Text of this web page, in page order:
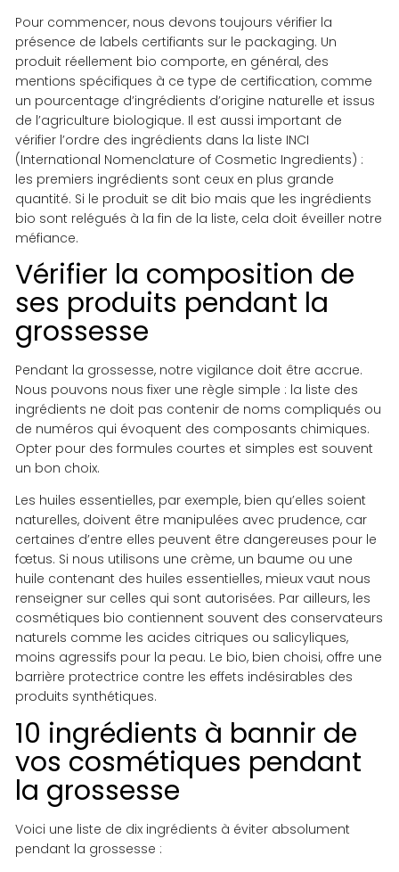
Pour commencer, nous devons toujours vérifier la
présence de labels certifiants sur le packaging. Un
produit réellement bio comporte, en général, des
mentions spécifiques à ce type de certification, comme
un pourcentage d’ingrédients d’origine naturelle et issus
de l’agriculture biologique. Il est aussi important de
vérifier l’ordre des ingrédients dans la liste INCI
(International Nomenclature of Cosmetic Ingredients) :
les premiers ingrédients sont ceux en plus grande
quantité. Si le produit se dit bio mais que les ingrédients
bio sont relégués à la fin de la liste, cela doit éveiller notre
méfiance.
Vérifier la composition de
ses produits pendant la
grossesse
Pendant la grossesse, notre vigilance doit être accrue.
Nous pouvons nous fixer une règle simple : la liste des
ingrédients ne doit pas contenir de noms compliqués ou
de numéros qui évoquent des composants chimiques.
Opter pour des formules courtes et simples est souvent
un bon choix.
Les huiles essentielles, par exemple, bien qu’elles soient
naturelles, doivent être manipulées avec prudence, car
certaines d’entre elles peuvent être dangereuses pour le
fœtus. Si nous utilisons une crème, un baume ou une
huile contenant des huiles essentielles, mieux vaut nous
renseigner sur celles qui sont autorisées. Par ailleurs, les
cosmétiques bio contiennent souvent des conservateurs
naturels comme les acides citriques ou salicyliques,
moins agressifs pour la peau. Le bio, bien choisi, offre une
barrière protectrice contre les effets indésirables des
produits synthétiques.
10 ingrédients à bannir de
vos cosmétiques pendant
la grossesse
Voici une liste de dix ingrédients à éviter absolument
pendant la grossesse :